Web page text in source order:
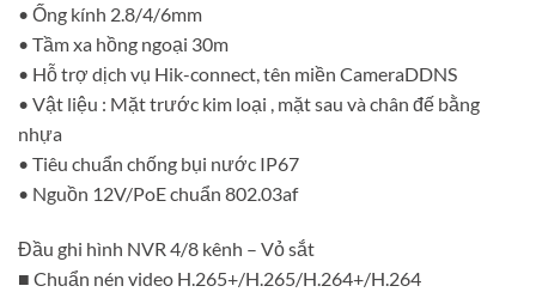
• Ống kính 2.8/4/6mm
• Tầm xa hồng ngoại 30m
• Hỗ trợ dịch vụ Hik-connect, tên miền CameraDDNS
• Vật liệu : Mặt trước kim loại , mặt sau và chân đế bằng
nhựa
• Tiêu chuẩn chống bụi nước IP67
• Nguồn 12V/PoE chuẩn 802.03af
Đầu ghi hình NVR 4/8 kênh – Vỏ sắt
■ Chuẩn nén video H.265+/H.265/H.264+/H.264